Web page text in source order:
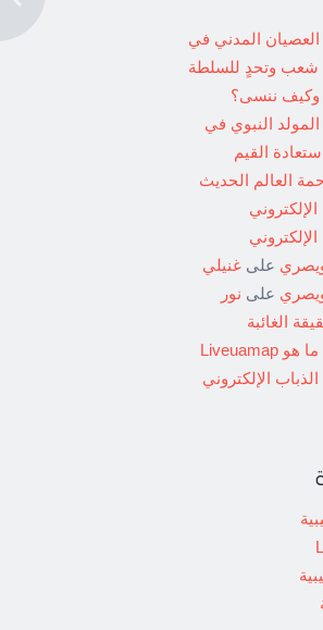
العصيان المدني في
وتحدٍ للسلطة
وكيف ننسى؟
المولد النبوي في
القيم
العالم الحديث
على غنيلي
على نور
الغائبة
ما هو Liveuamap
الذباب الإلكتروني